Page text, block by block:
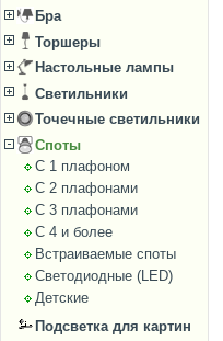
Бра
Торшеры
Настольные лампы
Светильники
Точечные светильники
Споты
С 1 плафоном
С 2 плафонами
С 3 плафонами
С 4 и более
Встраиваемые споты
Светодиодные (LED)
Детские
Подсветка для картин